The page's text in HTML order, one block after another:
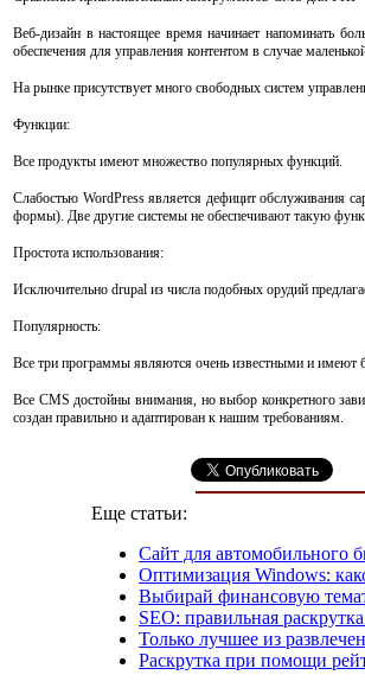
Веб-дизайн в настоящее время начинает напоминать
обеспечения для управления контентом в случае
На рынке присутствует много свободных систем
Функции:
Все продукты имеют множество популярных функций.
Слабостью WordPress является дефицит обслуживания
формы). Две другие системы не обеспечивают такую
Простота использования:
Исключительно drupal из числа подобных орудий
Популярность:
Все три программы являются очень известными и имеют
Все CMS достойны внимания, но выбор конкретного
создан правильно и адаптирован к нашим требованиям.
Еще статьи:
Сайт для автомобильного
Оптимизация Windows:
Выбирай финансовую
SEO: правильная
Только лучшее из
Раскрутка при помощи